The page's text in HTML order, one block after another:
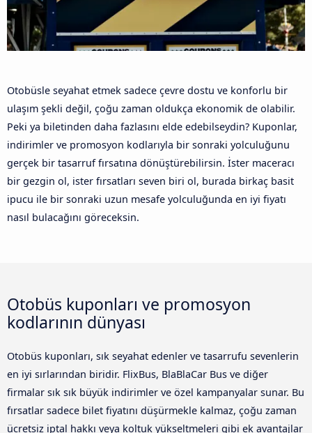
Otobüsle seyahat etmek sadece çevre dostu ve konforlu bir
ulaşım şekli değil, çoğu zaman oldukça ekonomik de olabilir.
Peki ya biletinden daha fazlasını elde edebilseydin? Kuponlar,
indirimler ve promosyon kodlarıyla bir sonraki yolculuğunu
gerçek bir tasarruf fırsatına dönüştürebilirsin. İster maceracı
bir gezgin ol, ister fırsatları seven biri ol, burada birkaç basit
ipucu ile bir sonraki uzun mesafe yolculuğunda en iyi fiyatı
nasıl bulacağını göreceksin.
Otobüs kuponları ve promosyon
kodlarının dünyası
Otobüs kuponları, sık seyahat edenler ve tasarrufu sevenlerin
en iyi sırlarından biridir. FlixBus, BlaBlaCar Bus ve diğer
firmalar sık sık büyük indirimler ve özel kampanyalar sunar. Bu
fırsatlar sadece bilet fiyatını düşürmekle kalmaz, çoğu zaman
ücretsiz iptal hakkı veya koltuk yükseltmeleri gibi ek avantajlar